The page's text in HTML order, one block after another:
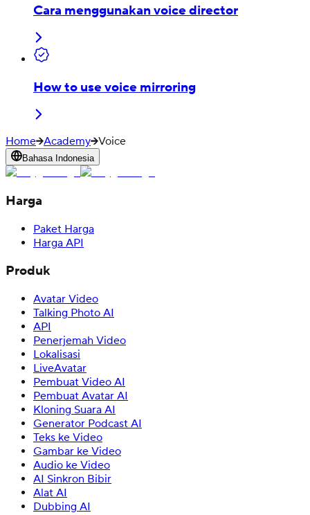
Cara menggunakan voice director
How to use voice mirroring
Home Academy Voice
Bahasa Indonesia
Harga
Paket Harga
Harga API
Produk
Avatar Video
Talking Photo AI
API
Penerjemah Video
Lokalisasi
LiveAvatar
Pembuat Video AI
Pembuat Avatar AI
Kloning Suara AI
Generator Podcast AI
Teks ke Video
Gambar ke Video
Audio ke Video
AI Sinkron Bibir
Alat AI
Dubbing AI